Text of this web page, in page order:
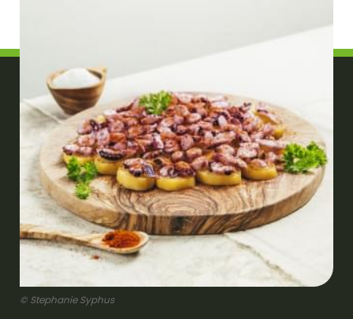
© Stephanie Syphus